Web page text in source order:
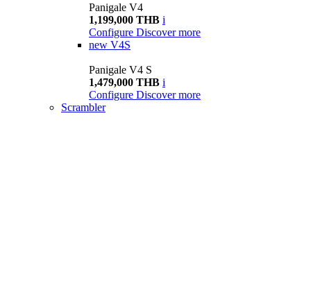
Panigale V4
1,199,000 THB i
Configure Discover more
new V4S
Panigale V4 S
1,479,000 THB i
Configure Discover more
Scrambler